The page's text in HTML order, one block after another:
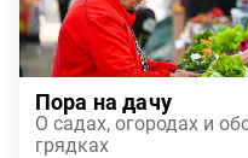
Пора на дачу
О садах, огородах и
грядках